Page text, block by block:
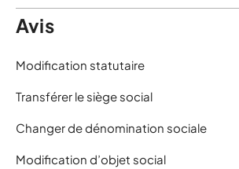
Avis
Modification statutaire
Transférer le siège social
Changer de dénomination sociale
Modification d’objet social